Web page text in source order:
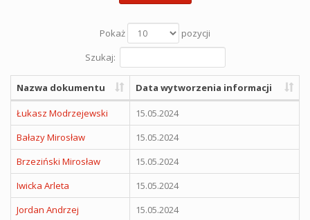
Pokaż
pozycji
Szukaj:
Nazwa dokumentu Data wytworzenia informacji
Łukasz Modrzejewski
15.05.2024
Bałazy Mirosław
15.05.2024
Brzeziński Mirosław
15.05.2024
Iwicka Arleta
15.05.2024
Jordan Andrzej
15.05.2024